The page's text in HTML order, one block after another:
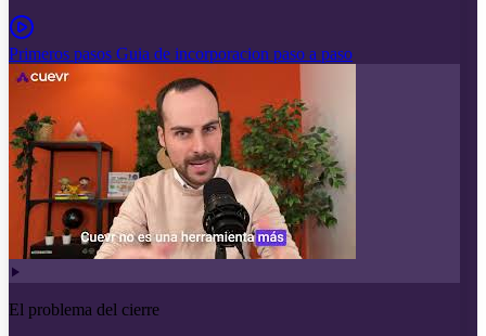
Primeros pasos Guia de incorporacion paso a paso
El problema del cierre